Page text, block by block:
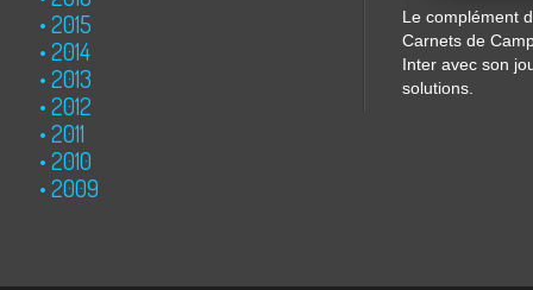
2015
2014
2013
2012
2011
2010
2009
Le complément
Carnets de
Inter avec son
solutions.